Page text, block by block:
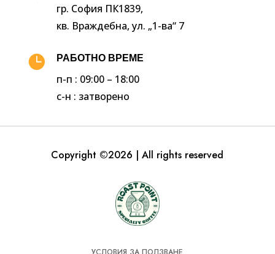
гр. София ПК1839,
кв. Враждебна, ул. „1-ва“ 7
 РАБОТНО ВРЕМЕ
п-п : 09:00 – 18:00
с-н : затворено
Copyright ©2026 | All rights reserved